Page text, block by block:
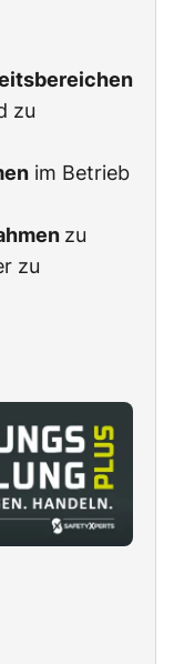
zu
im Betrieb
zu
zu